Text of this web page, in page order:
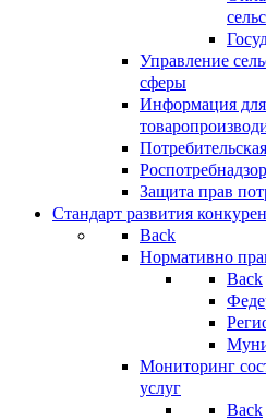
Управление
сферы
Информация для
Роспотребнадзор
Защита прав
Стандарт развития
Back
Нормативно
Back
Мониторинг
услуг
Back